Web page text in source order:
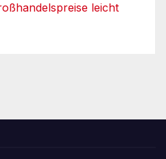
leicht